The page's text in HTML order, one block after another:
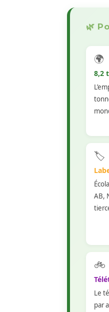
🌿
🌍
8,2
🏷️
AB,
🚲
Le
par